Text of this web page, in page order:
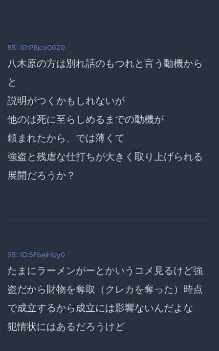
85: ID:PBjcxG0Z0
八木原の方は別れ話のもつれと言う動機から
と
説明がつくかもしれないが
他のは死に至らしめるまでの動機が
頼まれたから、では薄くて
強盗と残虐な仕打ちが大きく取り上げられる
展開だろうか？
95: ID:5FbeiHUy0
たまにラーメンがーとかいうコメ見るけど強
盗だから財物を奪取（クレカを奪った）時点
で成立するから成立には影響ないんだよな
犯情状にはあるだろうけど